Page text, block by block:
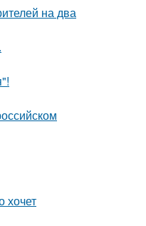
на два
хочет